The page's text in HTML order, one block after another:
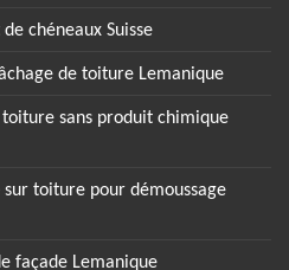
chéneaux Suisse
de toiture Lemanique
sans produit chimique
sur toiture pour démoussage
façade Lemanique